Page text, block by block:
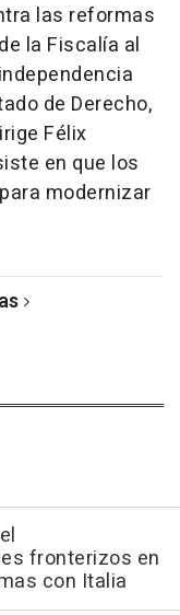
las reformas
la Fiscalía al
de Derecho,
Félix
en que los
modernizar
fronterizos en
con Italia